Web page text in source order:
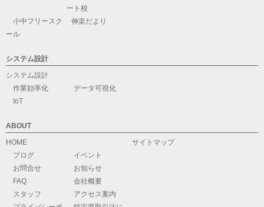
ート校
小中フリースク
ール
伸楽だより
システム設計
システム設計
作業効率化
データ可視化
IoT
ABOUT
HOME
ブログ
イベント
お問合せ
お知らせ
FAQ
会社概要
スタッフ
アクセス案内
サイトマップ